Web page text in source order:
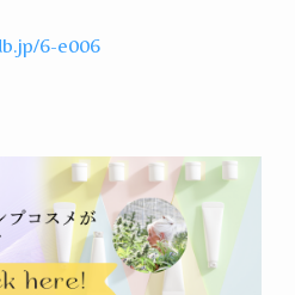
6-e006